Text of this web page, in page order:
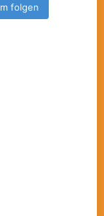
folgen